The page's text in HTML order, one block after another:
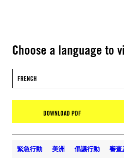
Choose a language to
FRENCH
DOWNLOAD PDF
緊急行動 美洲 倡議行動 審查